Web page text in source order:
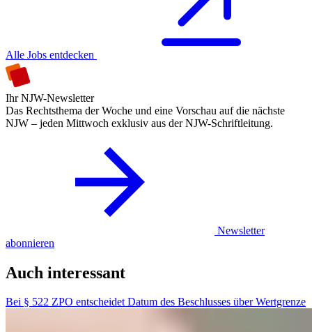
Alle Jobs entdecken
Ihr NJW-Newsletter
Das Rechtsthema der Woche und eine Vorschau auf die nächste
NJW – jeden Mittwoch exklusiv aus der NJW-Schriftleitung.
Newsletter
abonnieren
Auch interessant
Bei § 522 ZPO entscheidet Datum des Beschlusses über Wertgrenze